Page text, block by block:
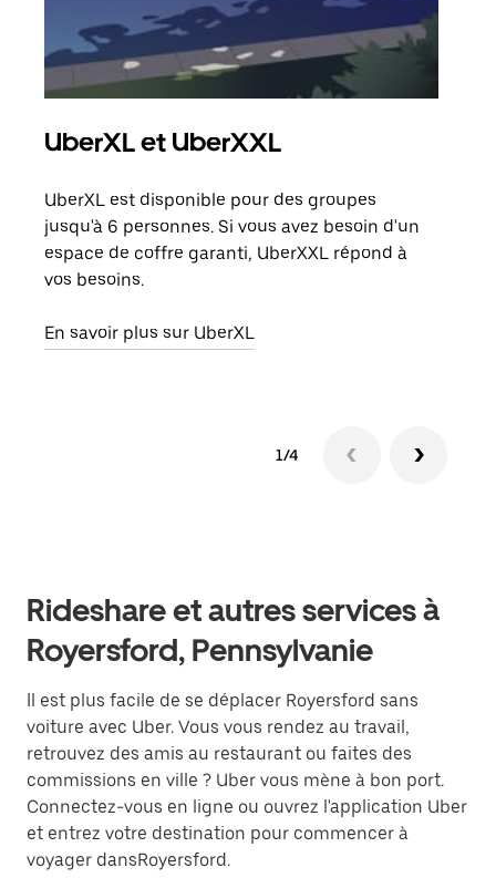
UberXL et UberXXL
UberXL est disponible pour des groupes
jusqu'à 6 personnes. Si vous avez besoin d'un
espace de coffre garanti, UberXXL répond à
vos besoins.
En savoir plus sur UberXL
1/4
Rideshare et autres services à
Royersford, Pennsylvanie
Il est plus facile de se déplacer Royersford sans
voiture avec Uber. Vous vous rendez au travail,
retrouvez des amis au restaurant ou faites des
commissions en ville ? Uber vous mène à bon port.
Connectez-vous en ligne ou ouvrez l'application Uber
et entrez votre destination pour commencer à
voyager dansRoyersford.